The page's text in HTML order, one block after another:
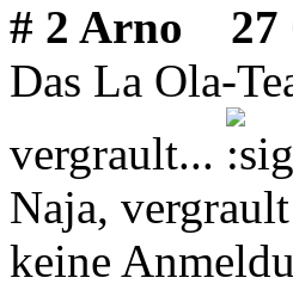
# 2 Arno
27
Das La Ola-
vergrault...
Naja,
keine